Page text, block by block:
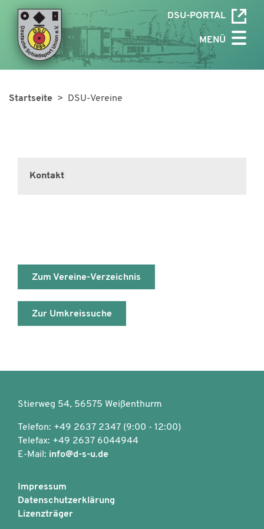
DSU-PORTAL
MENÜ
Startseite > DSU-Vereine
Kontakt
Zum Vereine-Verzeichnis
Zur Umkreissuche
Stierweg 54, 56575 Weißenthurm
Telefon: +49 2637 2347 (9:00 - 12:00)
Telefax: +49 2637 6044944
E-Mail: info@d-s-u.de
Impressum
Datenschutzerklärung
Lizenzträger